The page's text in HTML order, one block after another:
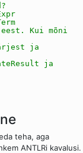
Kui mõni
ja
ja
teha, aga
ANTLRi kavalusi.